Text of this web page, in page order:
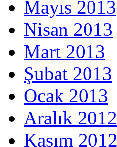
Mayıs 2013
Nisan 2013
Mart 2013
Şubat 2013
Ocak 2013
Aralık 2012
Kasım 2012